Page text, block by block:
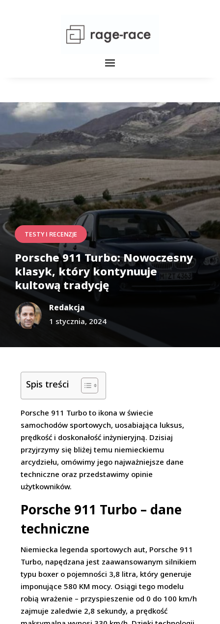
TESTY I RECENZJE
Porsche 911 Turbo: Nowoczesny
klasyk, który kontynuuje
kultową tradycję
Redakcja
1 stycznia, 2024
Spis treści
Porsche 911 Turbo to ikona w świecie
samochodów sportowych, uosabiająca luksus,
prędkość i doskonałość inżynieryjną. Dzisiaj
przyjrzymy się bliżej temu niemieckiemu
arcydziełu, omówimy jego najważniejsze dane
techniczne oraz przedstawimy opinie
użytkowników.
Porsche 911 Turbo – dane
techniczne
Niemiecka legenda sportowych aut, Porsche 911
Turbo, napędzana jest zaawansowanym silnikiem
typu boxer o pojemności 3,8 litra, który generuje
imponujące 580 KM mocy. Osiągi tego modelu
robią wrażenie – przyspieszenie od 0 do 100 km/h
zajmuje zaledwie 2,8 sekundy, a prędkość